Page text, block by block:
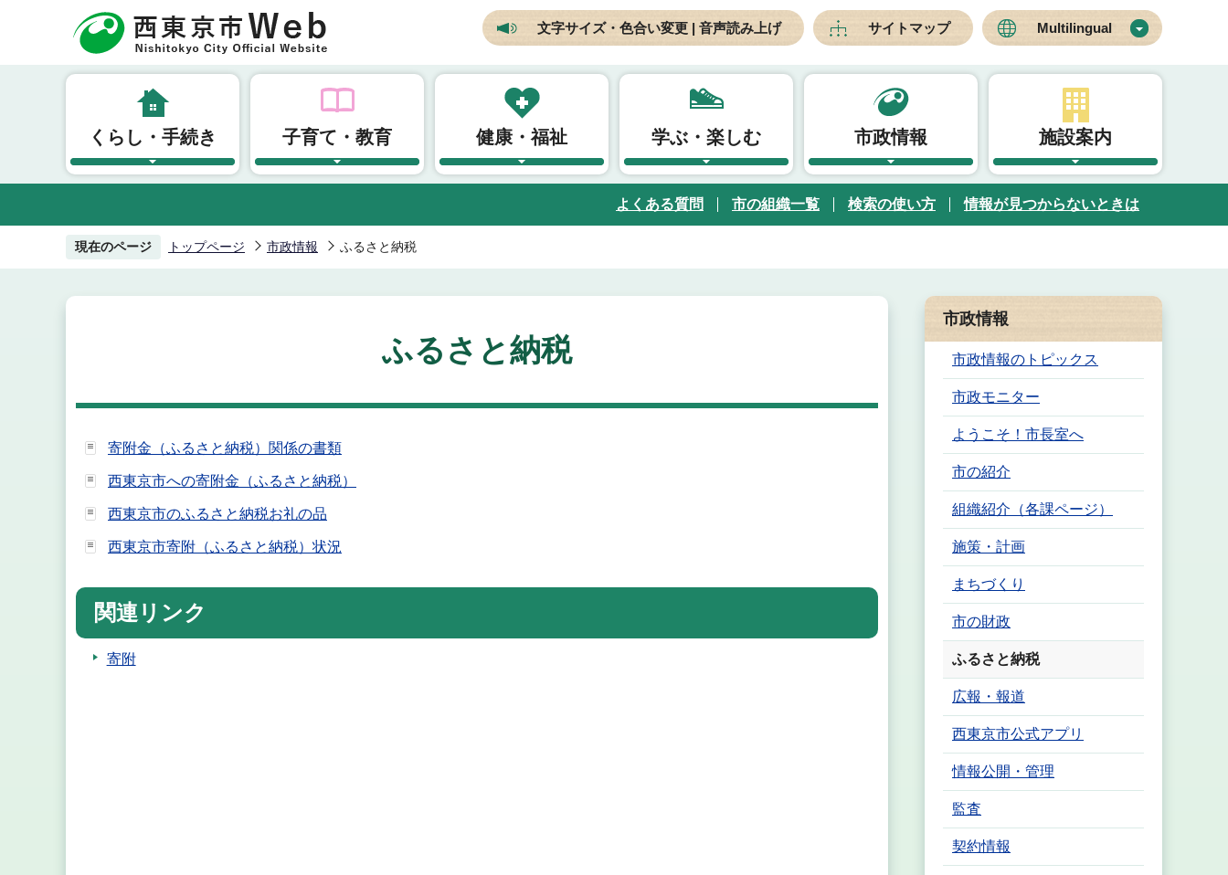
頭
文字サイズ・色合い変更 | 音声読み上げ サイトマップ Multilingual
くらし・手続き 子育て・教育 健康・福祉 学ぶ・楽しむ 市政情報 施設案内
よくある質問 市の組織一覧 検索の使い方 情報が見つからないときは
現在のページ トップページ 市政情報 ふるさと納税
ふるさと納税
寄附金（ふるさと納税）関係の書類
西東京市への寄附金（ふるさと納税）
西東京市のふるさと納税お礼の品
西東京市寄附（ふるさと納税）状況
関連リンク
寄附
市政情報
市政情報のトピックス
市政モニター
ようこそ！市長室へ
市の紹介
組織紹介（各課ページ）
施策・計画
まちづくり
市の財政
ふるさと納税
広報・報道
西東京市公式アプリ
情報公開・管理
監査
契約情報